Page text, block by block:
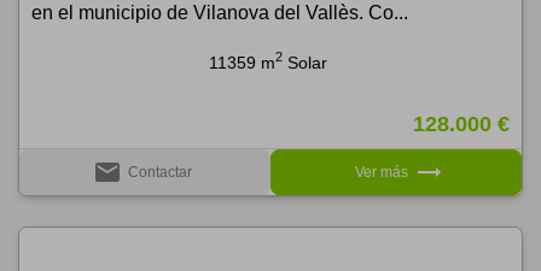
en el municipio de Vilanova del Vallès. Co...
11359 m2Solar
128.000 €
email Contactar Ver más trending_flat
Next